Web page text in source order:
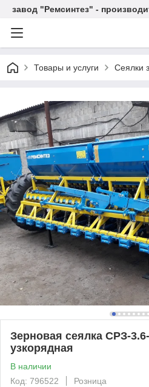
завод "Ремсинтез" -
Товары и услуги Сеялки
Зерновая сеялка СРЗ-
узкорядная
В наличии
Код: 796522
Розница